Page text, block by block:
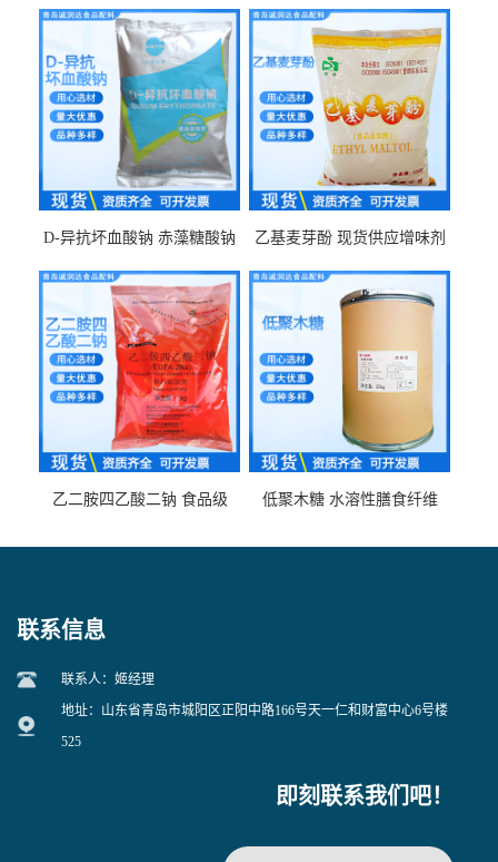
D-异抗坏血酸钠 赤藻糖酸钠
乙基麦芽酚 现货供应增味剂
乙二胺四乙酸二钠 食品级
低聚木糖 水溶性膳食纤维
联系信息
联系人：姬经理
地址：山东省青岛市城阳区正阳中路166号天一仁和财富中心6号楼
525
即刻联系我们吧！